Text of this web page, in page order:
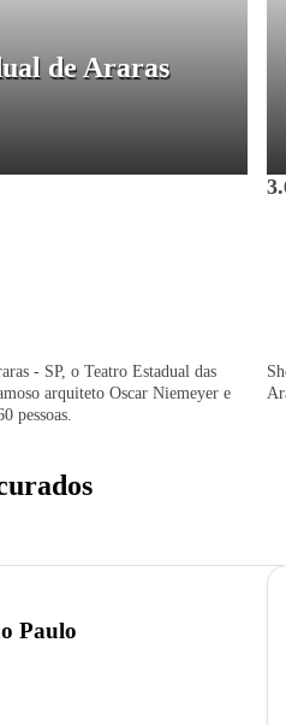
de Araras
- SP, o Teatro Estadual das
arquiteto Oscar Niemeyer e
pessoas.
Paulo